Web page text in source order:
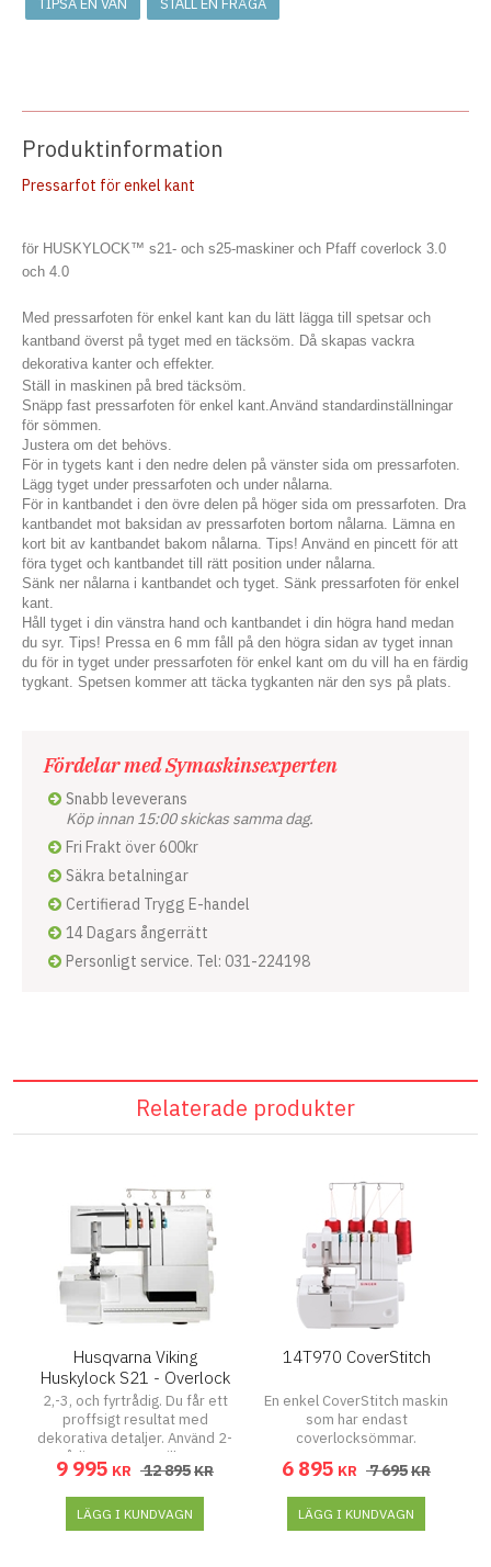
TIPSA EN VÄN STÄLL EN FRÅGA
Produktinformation
Pressarfot för enkel kant
för HUSKYLOCK™ s21- och s25-maskiner och Pfaff coverlock 3.0
och 4.0
Med pressarfoten för enkel kant kan du lätt lägga till spetsar och
kantband överst på tyget med en täcksöm. Då skapas vackra
dekorativa kanter och effekter.
Ställ in maskinen på bred täcksöm.
Snäpp fast pressarfoten för enkel kant.Använd standardinställningar
för sömmen.
Justera om det behövs.
För in tygets kant i den nedre delen på vänster sida om pressarfoten.
Lägg tyget under pressarfoten och under nålarna.
För in kantbandet i den övre delen på höger sida om pressarfoten. Dra
kantbandet mot baksidan av pressarfoten bortom nålarna. Lämna en
kort bit av kantbandet bakom nålarna. Tips! Använd en pincett för att
föra tyget och kantbandet till rätt position under nålarna.
Sänk ner nålarna i kantbandet och tyget. Sänk pressarfoten för enkel
kant.
Håll tyget i din vänstra hand och kantbandet i din högra hand medan
du syr. Tips! Pressa en 6 mm fåll på den högra sidan av tyget innan
du för in tyget under pressarfoten för enkel kant om du vill ha en färdig
tygkant. Spetsen kommer att täcka tygkanten när den sys på plats.
Fördelar med Symaskinsexperten
Snabb leveverans
Köp innan 15:00 skickas samma dag.
Fri Frakt över 600kr
Säkra betalningar
Certifierad Trygg E-handel
14 Dagars ångerrätt
Personligt service. Tel: 031-224198
Relaterade produkter
Husqvarna Viking
Huskylock S21 - Overlock
2,-3, och fyrtrådig. Du får ett
proffsigt resultat med
dekorativa detaljer. Använd 2-
trådiga sömmar till tunna
tyger. Kedjesöm och täcksöm
(6 mm och 3 mm) för att sy
ihop och fålla.
9 995 KR 12 895KR
LÄGG I KUNDVAGN
14T970 CoverStitch
En enkel CoverStitch maskin
som har endast
coverlocksömmar.
6 895 KR 7 695KR
LÄGG I KUNDVAGN